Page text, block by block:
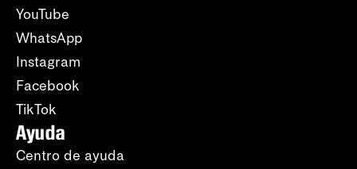
YouTube
WhatsApp
Instagram
Facebook
TikTok
Ayuda
Centro de ayuda